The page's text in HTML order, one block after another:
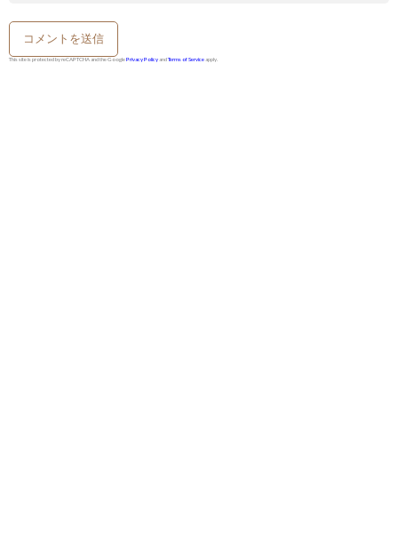
This site is protected by reCAPTCHA and the GooglePrivacy Policy andTerms of Service apply.